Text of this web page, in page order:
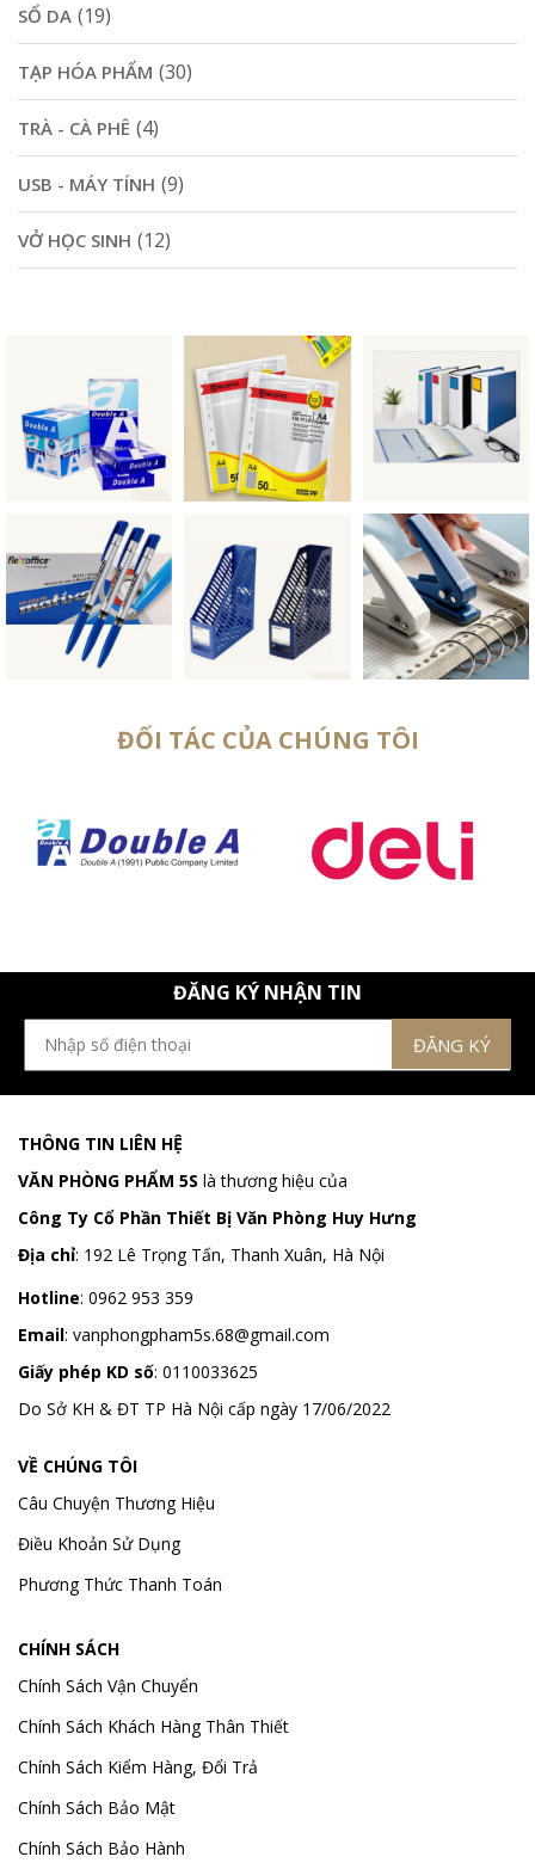
SỔ DA (19)
TẠP HÓA PHẨM (30)
TRÀ - CÀ PHÊ (4)
USB - MÁY TÍNH (9)
VỞ HỌC SINH (12)
ĐỐI TÁC CỦA CHÚNG TÔI
ĐĂNG KÝ NHẬN TIN
THÔNG TIN LIÊN HỆ
VĂN PHÒNG PHẨM 5S là thương hiệu của
Công Ty Cổ Phần Thiết Bị Văn Phòng Huy Hưng
Địa chỉ: 192 Lê Trọng Tấn, Thanh Xuân, Hà Nội
Hotline: 0962 953 359
Email: vanphongpham5s.68@gmail.com
Giấy phép KD số: 0110033625
Do Sở KH & ĐT TP Hà Nội cấp ngày 17/06/2022
VỀ CHÚNG TÔI
Câu Chuyện Thương Hiệu
Điều Khoản Sử Dụng
Phương Thức Thanh Toán
CHÍNH SÁCH
Chính Sách Vận Chuyển
Chính Sách Khách Hàng Thân Thiết
Chính Sách Kiểm Hàng, Đổi Trả
Chính Sách Bảo Mật
Chính Sách Bảo Hành